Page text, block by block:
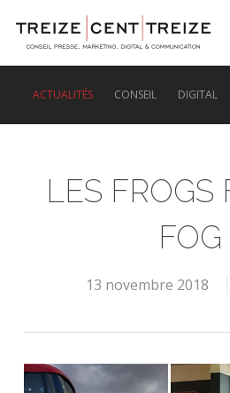
ACTUALITÉS CONSEIL DIGITAL
LES FROGS
FOG
13 novembre 2018